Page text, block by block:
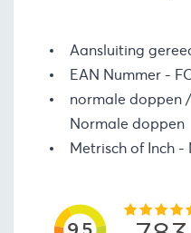
Aansluiting
EAN Nummer
normale doppen
Normale doppen
Metrisch of Inch